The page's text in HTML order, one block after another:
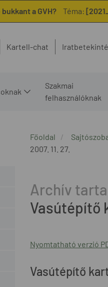
a GVH? Téma:
Kartell-chat
Szakmai
felhasználóknak
Főoldal
2007. 11. 27.
Vasútépítő
Nyomtatható verzió
Vasútépítő